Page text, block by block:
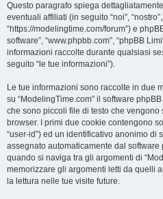
Questo paragrafo spiega
eventuali affiliati (in seguito “noi”,
“https://modelingtime.com/forum”) e
software”, “www.phpbb.com”, “phpBB
informazioni raccolte durante qualsiasi
seguito “le tue informazioni”).
Le tue informazioni sono raccolte in due
su “ModelingTime.com” il software
che sono piccoli file di testo che
browser. I primi due cookie contengono
“user-id”) ed un identificativo anonimo di
assegnato automaticamente dal
quando si naviga tra gli argomenti di
memorizzare gli argomenti letti da quelli
la lettura nelle tue visite future.